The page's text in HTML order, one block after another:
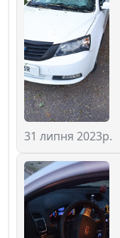
31 липня 2023р.